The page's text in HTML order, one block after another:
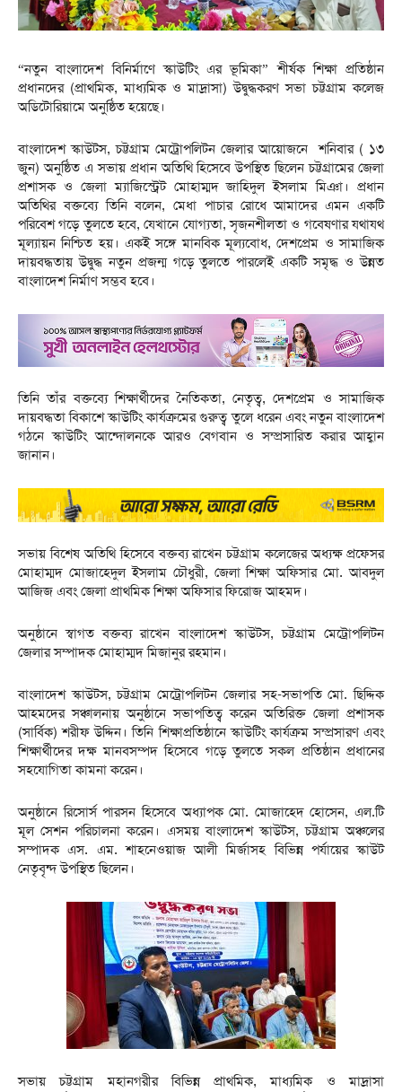
“নতুন বাংলাদেশ বিনির্মাণে স্কাউটিং এর ভূমিকা” শীর্ষক শিক্ষা প্রতিষ্ঠান
প্রধানদের (প্রাথমিক, মাধ্যমিক ও মাদ্রাসা) উদ্বুদ্ধকরণ সভা চট্টগ্রাম কলেজ
অডিটোরিয়ামে অনুষ্ঠিত হয়েছে।
বাংলাদেশ স্কাউটস, চট্টগ্রাম মেট্রোপলিটন জেলার আয়োজনে শনিবার ( ১৩
জুন) অনুষ্ঠিত এ সভায় প্রধান অতিথি হিসেবে উপস্থিত ছিলেন চট্টগ্রামের জেলা
প্রশাসক ও জেলা ম্যাজিস্ট্রেট মোহাম্মদ জাহিদুল ইসলাম মিঞা। প্রধান
অতিথির বক্তব্যে তিনি বলেন, মেধা পাচার রোধে আমাদের এমন একটি
পরিবেশ গড়ে তুলতে হবে, যেখানে যোগ্যতা, সৃজনশীলতা ও গবেষণার যথাযথ
মূল্যায়ন নিশ্চিত হয়। একই সঙ্গে মানবিক মূল্যবোধ, দেশপ্রেম ও সামাজিক
দায়বদ্ধতায় উদ্বুদ্ধ নতুন প্রজন্ম গড়ে তুলতে পারলেই একটি সমৃদ্ধ ও উন্নত
বাংলাদেশ নির্মাণ সম্ভব হবে।
তিনি তাঁর বক্তব্যে শিক্ষার্থীদের নৈতিকতা, নেতৃত্ব, দেশপ্রেম ও সামাজিক
দায়বদ্ধতা বিকাশে স্কাউটিং কার্যক্রমের গুরুত্ব তুলে ধরেন এবং নতুন বাংলাদেশ
গঠনে স্কাউটিং আন্দোলনকে আরও বেগবান ও সম্প্রসারিত করার আহ্বান
জানান।
সভায় বিশেষ অতিথি হিসেবে বক্তব্য রাখেন চট্টগ্রাম কলেজের অধ্যক্ষ প্রফেসর
মোহাম্মদ মোজাহেদুল ইসলাম চৌধুরী, জেলা শিক্ষা অফিসার মো. আবদুল
আজিজ এবং জেলা প্রাথমিক শিক্ষা অফিসার ফিরোজ আহমদ।
অনুষ্ঠানে স্বাগত বক্তব্য রাখেন বাংলাদেশ স্কাউটস, চট্টগ্রাম মেট্রোপলিটন
জেলার সম্পাদক মোহাম্মদ মিজানুর রহমান।
বাংলাদেশ স্কাউটস, চট্টগ্রাম মেট্রোপলিটন জেলার সহ-সভাপতি মো. ছিদ্দিক
আহমদের সঞ্চালনায় অনুষ্ঠানে সভাপতিত্ব করেন অতিরিক্ত জেলা প্রশাসক
(সার্বিক) শরীফ উদ্দিন। তিনি শিক্ষাপ্রতিষ্ঠানে স্কাউটিং কার্যক্রম সম্প্রসারণ এবং
শিক্ষার্থীদের দক্ষ মানবসম্পদ হিসেবে গড়ে তুলতে সকল প্রতিষ্ঠান প্রধানের
সহযোগিতা কামনা করেন।
অনুষ্ঠানে রিসোর্স পারসন হিসেবে অধ্যাপক মো. মোজাহেদ হোসেন, এল.টি
মূল সেশন পরিচালনা করেন। এসময় বাংলাদেশ স্কাউটস, চট্টগ্রাম অঞ্চলের
সম্পাদক এস. এম. শাহনেওয়াজ আলী মির্জাসহ বিভিন্ন পর্যায়ের স্কাউট
নেতৃবৃন্দ উপস্থিত ছিলেন।
সভায় চট্টগ্রাম মহানগরীর বিভিন্ন প্রাথমিক, মাধ্যমিক ও মাদ্রাসা